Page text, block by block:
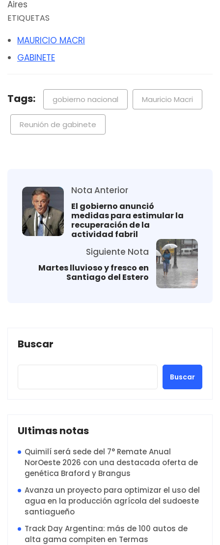
Aires
ETIQUETAS
MAURICIO MACRI
GABINETE
Tags: gobierno nacional Mauricio Macri
Reunión de gabinete
Nota Anterior
El gobierno anunció
medidas para estimular la
recuperación de la
actividad fabril
Siguiente Nota
Martes lluvioso y fresco en
Santiago del Estero
Buscar
Buscar
Ultimas notas
Quimilí será sede del 7° Remate Anual
NorOeste 2026 con una destacada oferta de
genética Braford y Brangus
Avanza un proyecto para optimizar el uso del
agua en la producción agrícola del sudoeste
santiagueño
Track Day Argentina: más de 100 autos de
alta gama compiten en Termas